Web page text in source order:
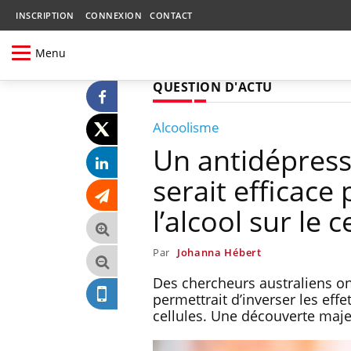
INSCRIPTION CONNEXION CONTACT
Menu
QUESTION D'ACTU
Alcoolisme
Un
serait efficace
l’alcool sur le
Par Johanna Hébert
Des chercheurs australiens
permettrait d’inverser les
cellules. Une découverte